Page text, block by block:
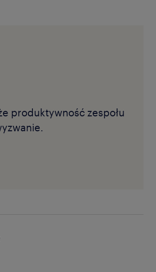
produktywność zespołu